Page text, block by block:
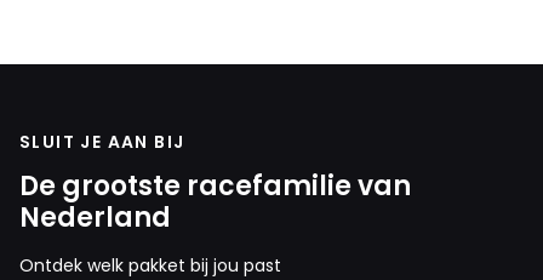
SLUIT JE AAN BIJ
De grootste racefamilie van
Nederland
Ontdek welk pakket bij jou past